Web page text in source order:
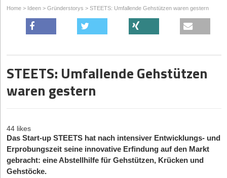
Home > Ideen > Gründerstorys > STEETS: Umfallende Gehstützen waren gestern
STEETS: Umfallende Gehstützen
waren gestern
44 likes
Das Start-up STEETS hat nach intensiver Entwicklungs- und
Erprobungszeit seine innovative Erfindung auf den Markt
gebracht: eine Abstellhilfe für Gehstützen, Krücken und
Gehstöcke.